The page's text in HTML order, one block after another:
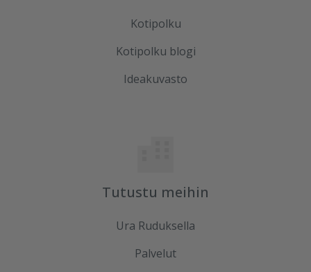
Kotipolku
Kotipolku blogi
Ideakuvasto
Tutustu meihin
Ura Ruduksella
Palvelut